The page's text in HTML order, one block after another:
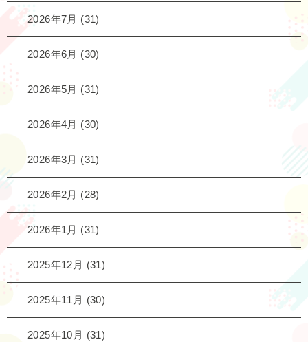
2026年7月 (31)
2026年6月 (30)
2026年5月 (31)
2026年4月 (30)
2026年3月 (31)
2026年2月 (28)
2026年1月 (31)
2025年12月 (31)
2025年11月 (30)
2025年10月 (31)